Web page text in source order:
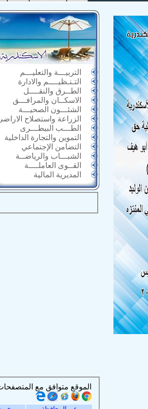
التربيـــة والتعليـــم
التـنـظيــــم والادارة
الطــرق والنقــــل
الاسكــان والمرافـــق
الشئـــون الصحيـــة
الزراعة واستصلاح
الطـــب البيطـــرى
التموين والتجارة الداخلية
التضامن الإجتماعي
الشبـــاب والرياضــة
القــوى العاملــــة
المديرية المالية
الموقع متوافق مع المتصفحات التالية :